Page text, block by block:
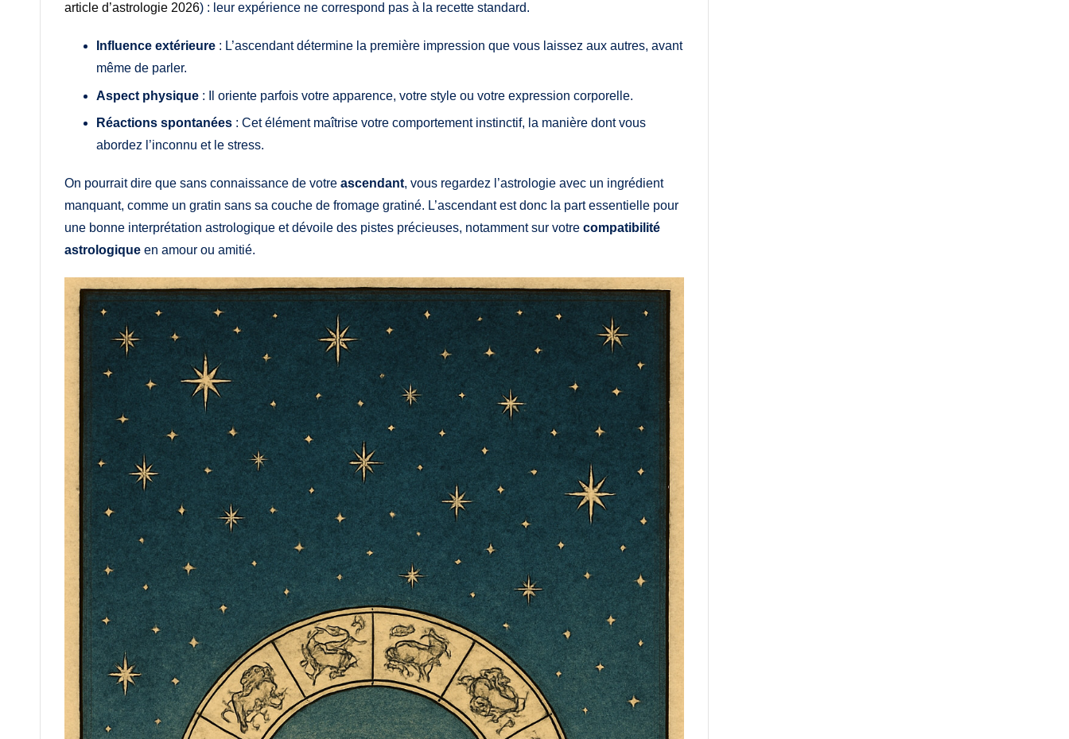
article d’astrologie 2026) : leur expérience ne correspond pas à la recette standard.
Influence extérieure : L’ascendant détermine la première impression que vous laissez aux autres, avant
même de parler.
Aspect physique : Il oriente parfois votre apparence, votre style ou votre expression corporelle.
Réactions spontanées : Cet élément maîtrise votre comportement instinctif, la manière dont vous
abordez l’inconnu et le stress.
On pourrait dire que sans connaissance de votre ascendant, vous regardez l’astrologie avec un ingrédient
manquant, comme un gratin sans sa couche de fromage gratiné. L’ascendant est donc la part essentielle pour
une bonne interprétation astrologique et dévoile des pistes précieuses, notamment sur votre compatibilité
astrologique en amour ou amitié.